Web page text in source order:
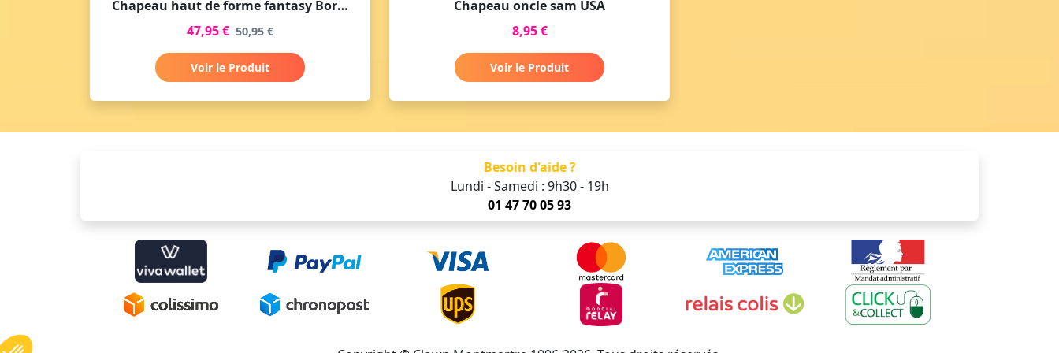
Chapeau haut de forme fantasy Bordeaux
47,95 € 50,95 €
Voir le Produit
Chapeau oncle sam USA
8,95 €
Voir le Produit
Besoin d'aide ?
Lundi - Samedi : 9h30 - 19h
01 47 70 05 93